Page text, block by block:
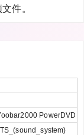
件。
PowerDVD